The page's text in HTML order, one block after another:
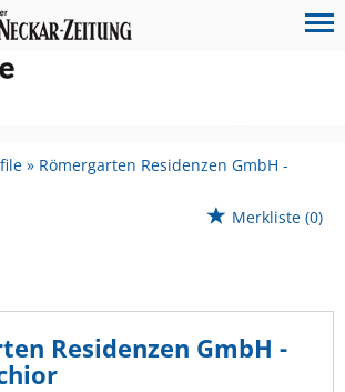
Römergarten Residenzen GmbH -
Merkliste (0)
Residenzen GmbH -